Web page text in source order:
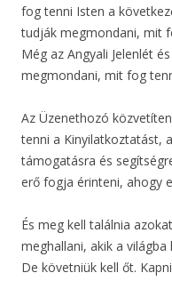
fog tenni Isten a
tudják megmondani, mit
Még az Angyali Jelenlét
megmondani, mit fog
Az Üzenethozó
tenni a Kinyilatkoztatást,
támogatásra és
erő fogja érinteni, ahogy
És meg kell találnia
meghallani, akik a
De követniük kell őt.